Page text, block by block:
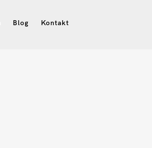
Blog Kontakt